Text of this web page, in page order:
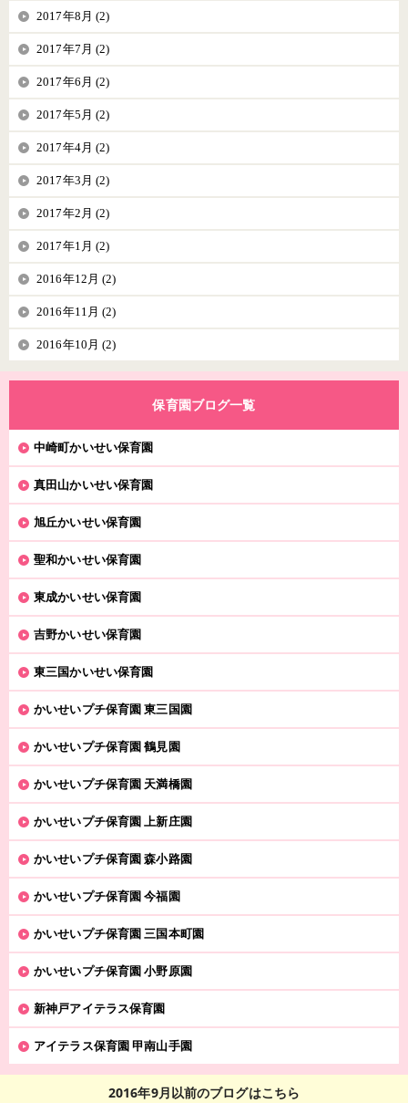
2017年8月 (2)
2017年7月 (2)
2017年6月 (2)
2017年5月 (2)
2017年4月 (2)
2017年3月 (2)
2017年2月 (2)
2017年1月 (2)
2016年12月 (2)
2016年11月 (2)
2016年10月 (2)
保育園ブログ一覧
中崎町かいせい保育園
真田山かいせい保育園
旭丘かいせい保育園
聖和かいせい保育園
東成かいせい保育園
吉野かいせい保育園
東三国かいせい保育園
かいせいプチ保育園 東三国園
かいせいプチ保育園 鶴見園
かいせいプチ保育園 天満橋園
かいせいプチ保育園 上新庄園
かいせいプチ保育園 森小路園
かいせいプチ保育園 今福園
かいせいプチ保育園 三国本町園
かいせいプチ保育園 小野原園
新神戸アイテラス保育園
アイテラス保育園 甲南山手園
2016年9月以前のブログはこちら